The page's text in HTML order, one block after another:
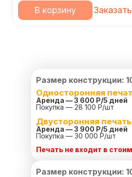
В корзину
Размер конструкции:
Односторонняя
Аренда — 3 600 Р/5 дней
Покупка — 28 100 Р/шт
Двусторонняя печать
Аренда — 3 900 Р/5 дней
Покупка — 30 000 Р/шт
Печать не входит в
Размер конструкции: